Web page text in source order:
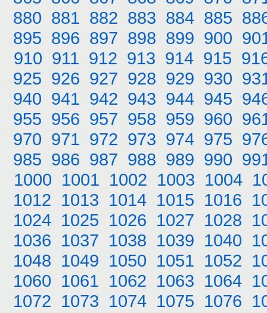
880 881 882 883 884 885
895 896 897 898 899 900
910 911 912 913 914 915
925 926 927 928 929 930
940 941 942 943 944 945
955 956 957 958 959 960
970 971 972 973 974 975
985 986 987 988 989 990
1000 1001 1002 1003 1004
1012 1013 1014 1015 1016
1024 1025 1026 1027 1028
1036 1037 1038 1039 1040
1048 1049 1050 1051 1052
1060 1061 1062 1063 1064
1072 1073 1074 1075 1076